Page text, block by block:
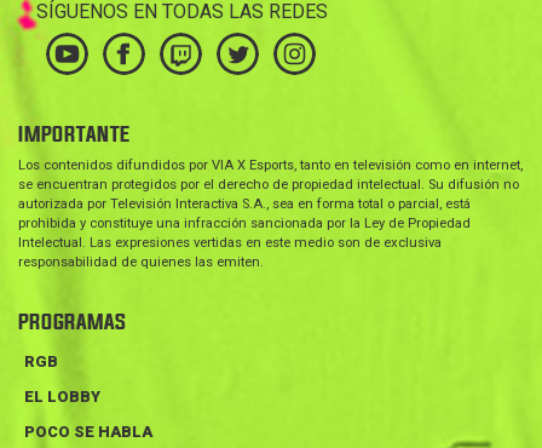
SÍGUENOS EN TODAS LAS REDES
IMPORTANTE
Los contenidos difundidos por VIA X Esports, tanto en televisión como en internet,
se encuentran protegidos por el derecho de propiedad intelectual. Su difusión no
autorizada por Televisión Interactiva S.A., sea en forma total o parcial, está
prohibida y constituye una infracción sancionada por la Ley de Propiedad
Intelectual. Las expresiones vertidas en este medio son de exclusiva
responsabilidad de quienes las emiten.
PROGRAMAS
RGB
EL LOBBY
POCO SE HABLA